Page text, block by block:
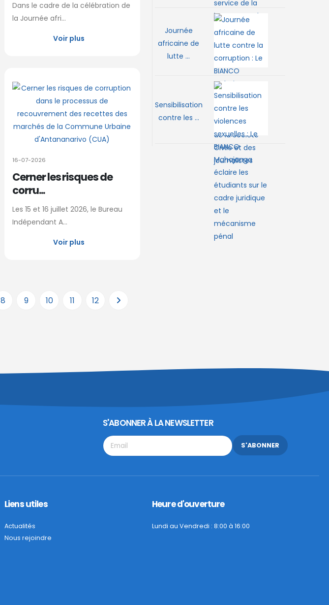
Dans le cadre de la célébration de
la Journée afri...
Voir plus
16-07-2026
Cerner les risques de
corru...
Les 15 et 16 juillet 2026, le Bureau
Indépendant A...
Voir plus
8 9 10 11 12
Journée
africaine de
lutte ...
Sensibilisation
contre les ...
S'ABONNER À LA NEWSLETTER
S'ABONNER
Liens utiles
Actualités
Nous rejoindre
Heure d'ouverture
Lundi au Vendredi : 8:00 à 16:00